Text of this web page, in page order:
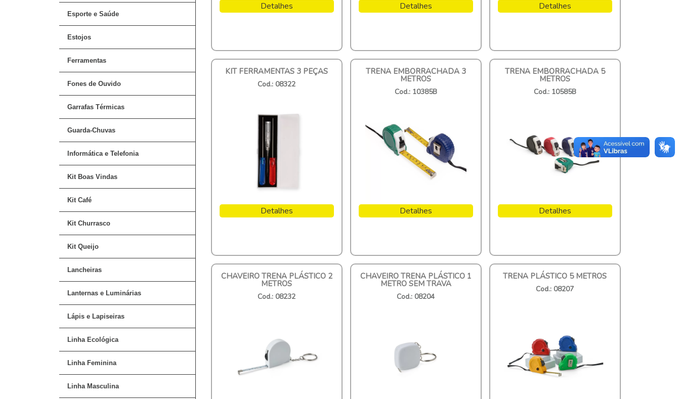
Esporte e Saúde
Estojos
Ferramentas
Fones de Ouvido
Garrafas Térmicas
Guarda-Chuvas
Informática e Telefonia
Kit Boas Vindas
Kit Café
Kit Churrasco
Kit Queijo
Lancheiras
Lanternas e Luminárias
Lápis e Lapiseiras
Linha Ecológica
Linha Feminina
Linha Masculina
Detalhes Detalhes Detalhes
KIT FERRAMENTAS 3 PEÇAS
Cod.: 08322
Detalhes
TRENA EMBORRACHADA 3
METROS
Cod.: 10385B
Detalhes
TRENA EMBORRACHADA 5
METROS
Cod.: 10585B
Detalhes
CHAVEIRO TRENA PLÁSTICO 2
METROS
Cod.: 08232
CHAVEIRO TRENA PLÁSTICO 1
METRO SEM TRAVA
Cod.: 08204
TRENA PLÁSTICO 5 METROS
Cod.: 08207